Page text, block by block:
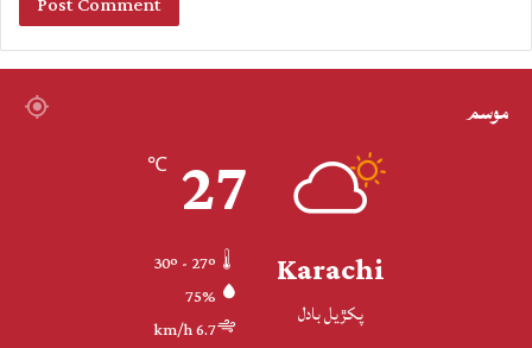
موسم
Karachi
پکڙيل بادل
27
℃
75%
6.7 km/h